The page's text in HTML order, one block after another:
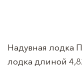
Надувная лодка
лодка длиной